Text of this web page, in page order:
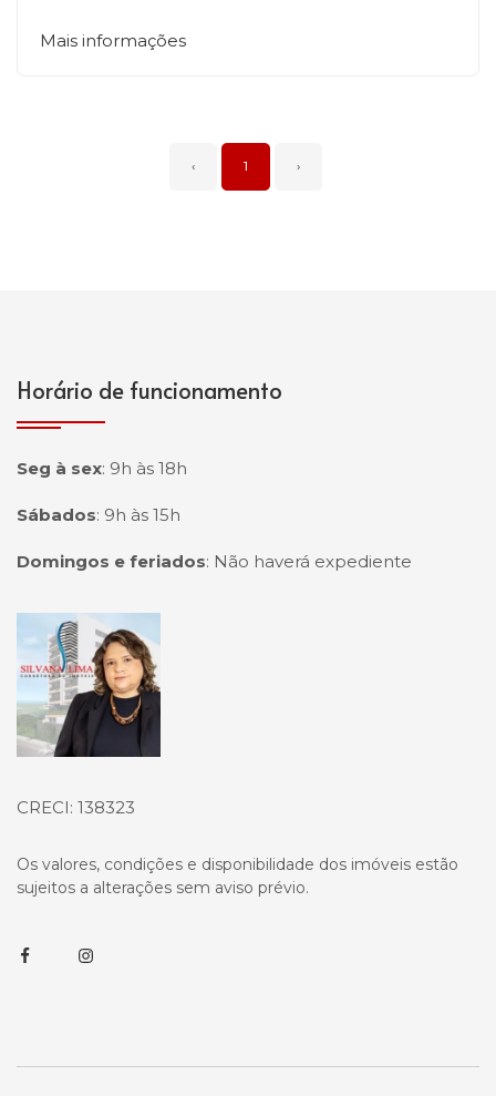
Mais informações
‹ 1 ›
Horário de funcionamento
Seg à sex: 9h às 18h
Sábados: 9h às 15h
Domingos e feriados: Não haverá expediente
Página inicial
CRECI: 138323
Os valores, condições e disponibilidade dos imóveis estão
sujeitos a alterações sem aviso prévio.
FacebookInstagram